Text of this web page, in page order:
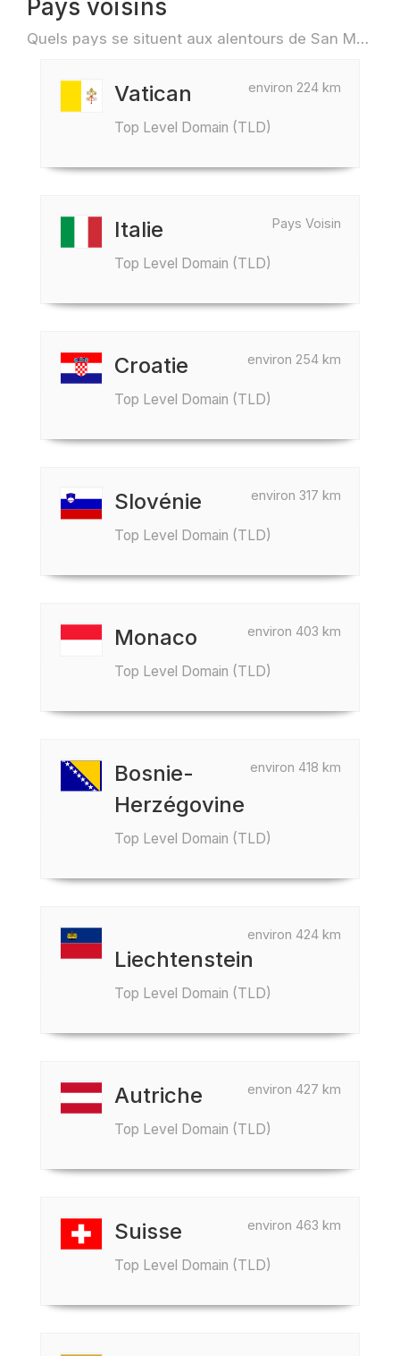
Pays voisins
Quels pays se situent aux alentours de San Marin par exemple pour des voyage ou des vols
environ 224 km
Vatican
Top Level Domain (TLD)
Pays Voisin
Italie
Top Level Domain (TLD)
environ 254 km
Croatie
Top Level Domain (TLD)
environ 317 km
Slovénie
Top Level Domain (TLD)
environ 403 km
Monaco
Top Level Domain (TLD)
environ 418 km
Bosnie-
Herzégovine
Top Level Domain (TLD)
environ 424 km
Liechtenstein
Top Level Domain (TLD)
environ 427 km
Autriche
Top Level Domain (TLD)
environ 463 km
Suisse
Top Level Domain (TLD)